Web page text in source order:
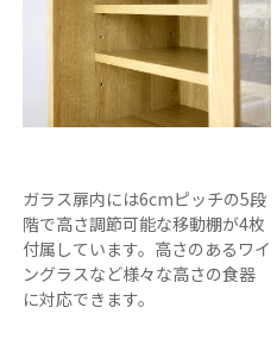
ガラス扉内には6cmピッチの5段
階で高さ調節可能な移動棚が4枚
付属しています。高さのあるワイ
ングラスなど様々な高さの食器
に対応できます。